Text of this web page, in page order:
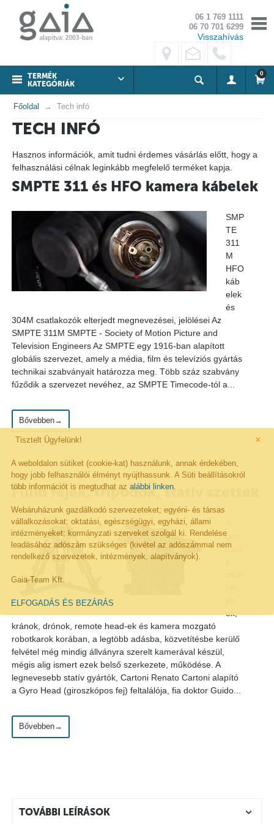
×
Tisztelt Ügyfelünk!
A weboldalon sütiket (cookie-kat) használunk, annak érdekében,
hogy jobb felhasználói élményt nyújthassunk. A Süti beállításokról
több információt is megtudhat az alábbi linken.
Webáruházunk gazdálkodó szervezeteket; egyéni- és társas
vállalkozásokat; oktatási, egészségügyi, egyházi, állami
intézményeket; kormányzati szerveket szolgál ki. Rendelése
leadásához adószám szükséges (kivétel az adószámmal nem
rendelkező szervezetek, intézmények, alapítványok).
Gaia-Team Kft.
ELFOGADÁS ÉS BEZÁRÁS
06 1 769 1111
06 70 701 6299
Visszahívás
TERMÉK
KATEGÓRIÁK
0
Főoldal Tech infó
TECH INFÓ
Hasznos információk, amit tudni érdemes vásárlás előtt, hogy a
felhasználási célnak leginkább megfelelő terméket kapja.
SMPTE 311 és HFO kamera kábelek
SMP
TE
311
M
HFO
káb
elek
és
304M csatlakozók elterjedt megnevezései, jelölései Az
SMPTE 311M SMPTE - Society of Motion Picture and
Television Engineers Az SMPTE egy 1916-ban alapított
globális szervezet, amely a média, film és televíziós gyártás
technikai szabványait határozza meg. Több száz szabvány
fűződik a szervezet nevéhez, az SMPTE Timecode-tól a...
Bővebben→
Fluid fejek, tripodok, statív szettek
gim
balo
ek,
kránok, drónok, remote head-ek és kamera mozgató
robotkarok korában, a legtöbb adásba, közvetítésbe kerülő
felvétel még mindig állványra szerelt kamerával készül,
mégis alig ismert ezek belső szerkezete, működése. A
legnevesebb statív gyártók, Cartoni Renato Cartoni alapító
a Gyro Head (giroszkópos fej) feltalálója, fia doktor Guido...
Bővebben→
TOVÁBBI LEÍRÁSOK